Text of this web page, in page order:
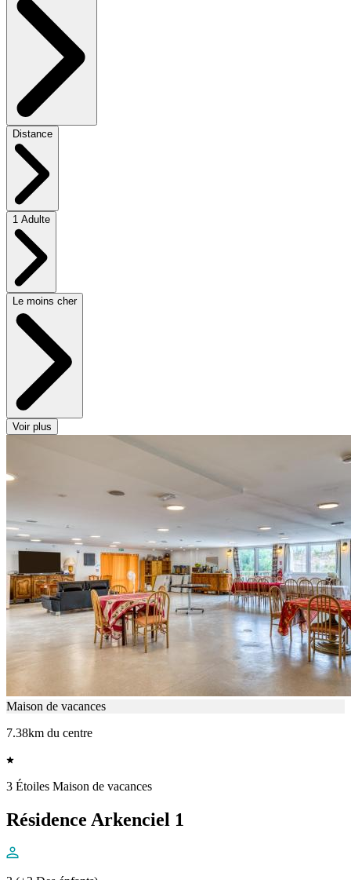
Distance
1 Adulte
Le moins cher
Voir plus
Maison de vacances
7.38km du centre
3 Étoiles Maison de vacances
Résidence Arkenciel 1